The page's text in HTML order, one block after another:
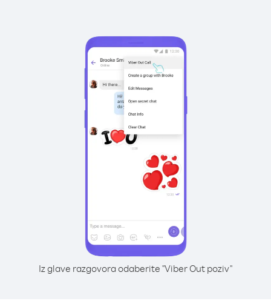
Iz glave razgovora odaberite "Viber Out poziv"